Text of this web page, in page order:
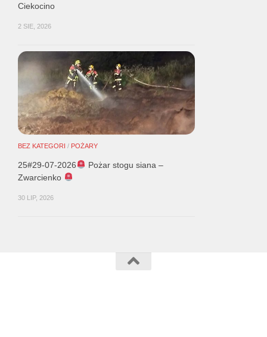
Ciekocino
2 SIE, 2026
BEZ KATEGORI / POŻARY
25#29-07-2026
Pożar stogu siana –
Zwarcienko
30 LIP, 2026